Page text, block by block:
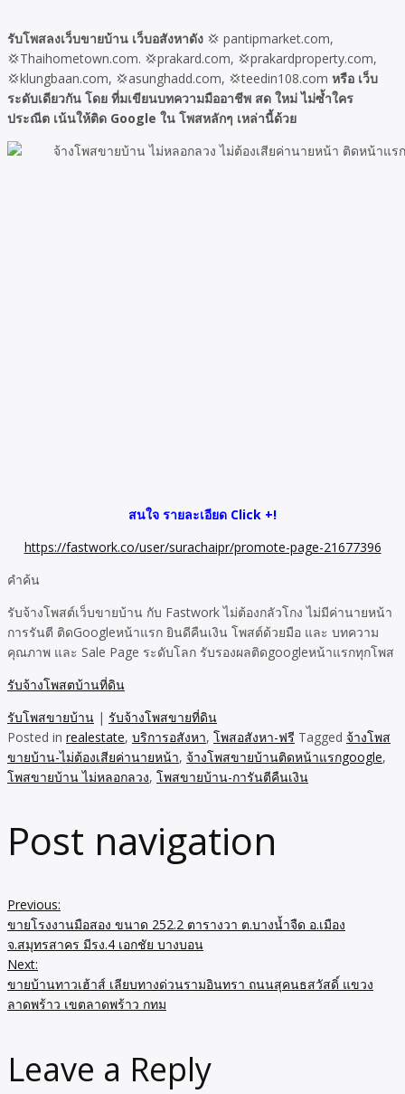
รับโพสลงเว็บขายบ้าน เว็บอสังหาดัง 💢 pantipmarket.com,
💢Thaihometown.com. 💢prakard.com, 💢prakardproperty.com,
💢klungbaan.com, 💢asunghadd.com, 💢teedin108.com หรือ เว็บ
ระดับเดียวกัน โดย ที่มเขียนบทความมืออาชีพ สด ใหม่ ไม่ซ้ำใคร
ประณีต เน้นให้ติด Google ใน โพสหลักๆ เหล่านี้ด้วย
สนใจ รายละเอียด Click +!
https://fastwork.co/user/surachaipr/promote-page-21677396
คำค้น
รับจ้างโพสต์เว็บขายบ้าน กับ Fastwork ไม่ต้องกลัวโกง ไม่มีค่านายหน้า
การรันตี ติดGoogleหน้าแรก ยินดีคืนเงิน โพสต์ด้วยมือ และ บทความ
คุณภาพ และ Sale Page ระดับโลก รับรองผลติดgoogleหน้าแรกทุกโพส
รับจ้างโพสตบ้านที่ดิน
รับโพสขายบ้าน | รับจ้างโพสขายที่ดิน
Posted in realestate, บริการอสังหา, โพสอสังหา-ฟรี Tagged จ้างโพส
ขายบ้าน-ไม่ต้องเสียค่านายหน้า, จ้างโพสขายบ้านติดหน้าแรกgoogle,
โพสขายบ้าน ไม่หลอกลวง, โพสขายบ้าน-การันตีคืนเงิน
Post navigation
Previous:
ขายโรงงานมือสอง ขนาด 252.2 ตารางวา ต.บางน้ำจืด อ.เมือง
จ.สมุทรสาคร มีรง.4 เอกชัย บางบอน
Next:
ขายบ้านทาวเฮ้าส์ เลียบทางด่วนรามอินทรา ถนนสุคนธสวัสดิ์ แขวง
ลาดพร้าว เขตลาดพร้าว กทม
Leave a Reply